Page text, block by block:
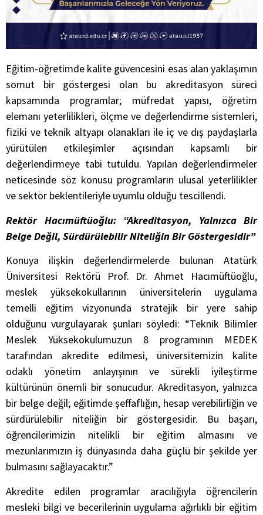
Eğitim-öğretimde kalite güvencesini esas alan yaklaşımın
somut bir göstergesi olan bu akreditasyon süreci
kapsamında programlar; müfredat yapısı, öğretim
elemanı yeterlilikleri, ölçme ve değerlendirme sistemleri,
fiziki ve teknik altyapı olanakları ile iç ve dış paydaşlarla
yürütülen etkileşimler açısından kapsamlı bir
değerlendirmeye tabi tutuldu. Yapılan değerlendirmeler
neticesinde söz konusu programların ulusal yeterlilikler
ve sektör beklentileriyle uyumlu olduğu tescillendi.
Rektör Hacımüftüoğlu: “Akreditasyon, Yalnızca Bir
Belge Değil, Sürdürülebilir Niteliğin Bir Göstergesidir”
Konuya ilişkin değerlendirmelerde bulunan Atatürk
Üniversitesi Rektörü Prof. Dr. Ahmet Hacımüftüoğlu,
meslek yüksekokullarının üniversitelerin uygulama
temelli eğitim vizyonunda stratejik bir yere sahip
olduğunu vurgulayarak şunları söyledi: “Teknik Bilimler
Meslek Yüksekokulumuzun 8 programının MEDEK
tarafından akredite edilmesi, üniversitemizin kalite
odaklı yönetim anlayışının ve sürekli iyileştirme
kültürünün önemli bir sonucudur. Akreditasyon, yalnızca
bir belge değil; eğitimde şeffaflığın, hesap verebilirliğin ve
sürdürülebilir niteliğin bir göstergesidir. Bu başarı,
öğrencilerimizin nitelikli bir eğitim almasını ve
mezunlarımızın iş dünyasında daha güçlü bir şekilde yer
bulmasını sağlayacaktır.”
Akredite edilen programlar aracılığıyla öğrencilerin
mesleki bilgi ve becerilerinin uygulama ağırlıklı bir eğitim